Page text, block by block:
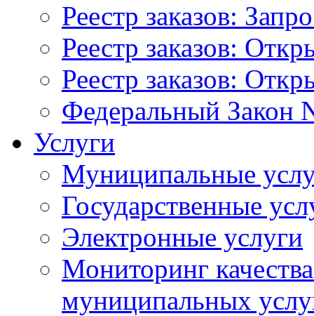
Реестр заказов:
Реестр заказов:
Реестр заказов:
Федеральный Закон
Услуги
Муниципальные
Государственные
Электронные услуги
Мониторинг
муниципальных